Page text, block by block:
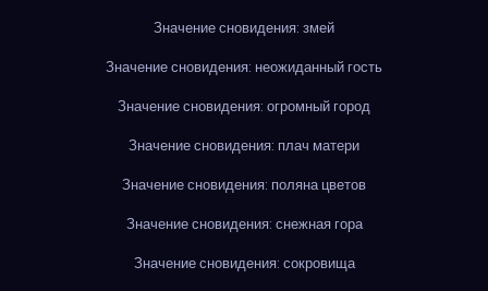
Значение сновидения: змей
Значение сновидения: неожиданный гость
Значение сновидения: огромный город
Значение сновидения: плач матери
Значение сновидения: поляна цветов
Значение сновидения: снежная гора
Значение сновидения: сокровища